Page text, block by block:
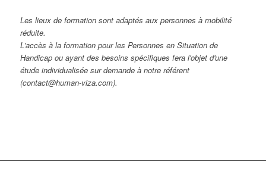
Les lieux de formation sont adaptés aux personnes à mobilité
réduite.
L'accès à la formation pour les Personnes en Situation de
Handicap ou ayant des besoins spécifiques fera l'objet d'une
étude individualisée sur demande à notre référent
(contact@human-viza.com).